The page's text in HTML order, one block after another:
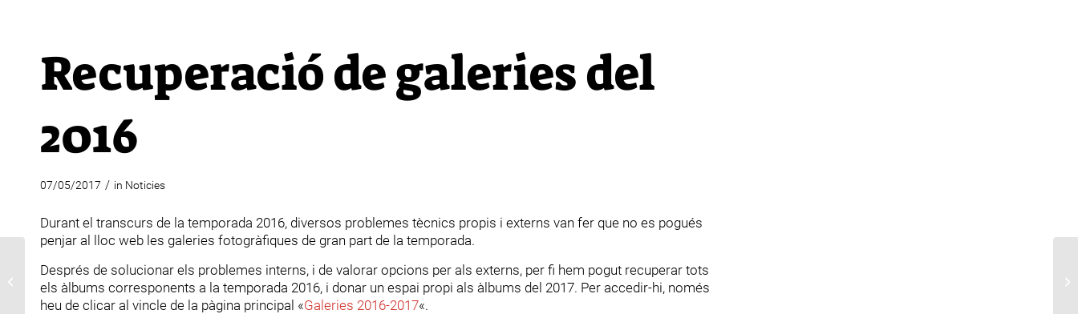
Recuperació de galeries del
2016
07/05/2017 / in Noticies
Durant el transcurs de la temporada 2016, diversos problemes tècnics propis i externs van fer que no es pogués
penjar al lloc web les galeries fotogràfiques de gran part de la temporada.
Després de solucionar els problemes interns, i de valorar opcions per als externs, per fi hem pogut recuperar tots
els àlbums corresponents a la temporada 2016, i donar un espai propi als àlbums del 2017. Per accedir-hi, només
heu de clicar al vincle de la pàgina principal «Galeries 2016-2017«.
Quinzena verda 2017